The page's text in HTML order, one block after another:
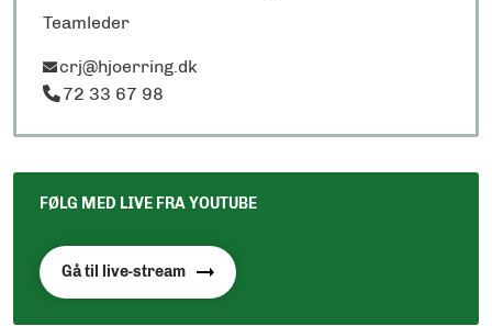
Teamleder
crj@hjoerring.dk
72 33 67 98
FØLG MED LIVE FRA YOUTUBE
Gå til live-stream